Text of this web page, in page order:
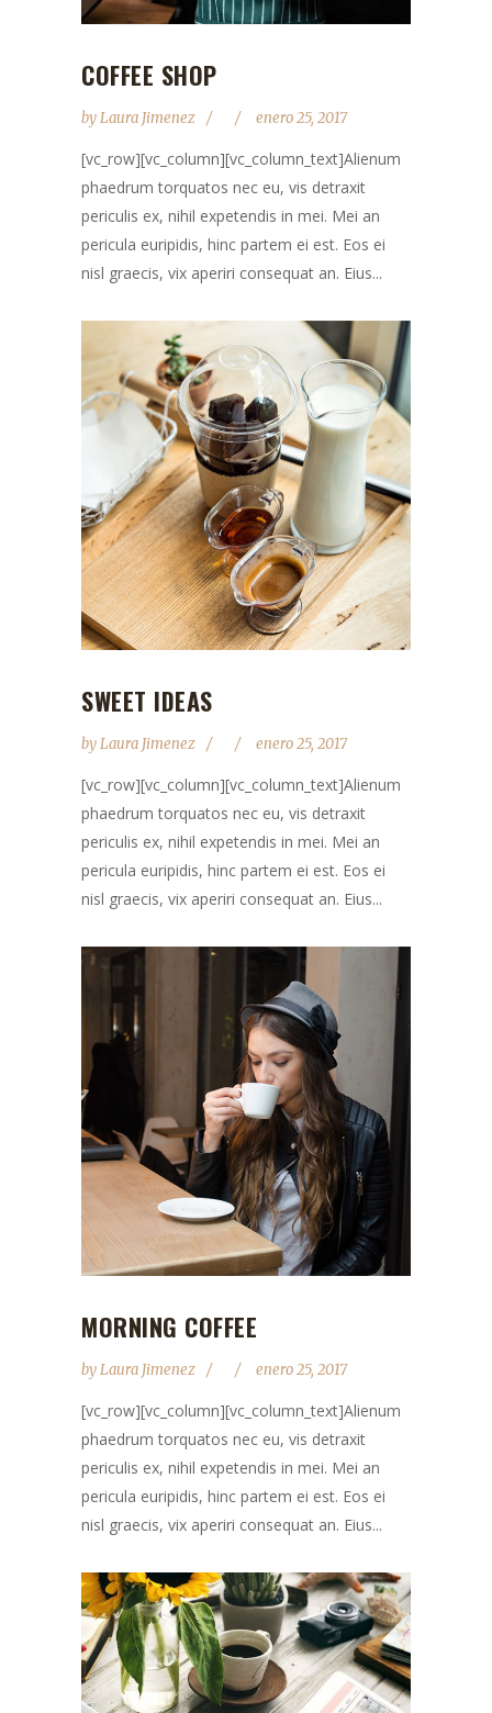
COFFEE SHOP
byLaura Jimenez enero 25, 2017
[vc_row][vc_column][vc_column_text]Alienum
phaedrum torquatos nec eu, vis detraxit
periculis ex, nihil expetendis in mei. Mei an
pericula euripidis, hinc partem ei est. Eos ei
nisl graecis, vix aperiri consequat an. Eius...
SWEET IDEAS
byLaura Jimenez enero 25, 2017
[vc_row][vc_column][vc_column_text]Alienum
phaedrum torquatos nec eu, vis detraxit
periculis ex, nihil expetendis in mei. Mei an
pericula euripidis, hinc partem ei est. Eos ei
nisl graecis, vix aperiri consequat an. Eius...
MORNING COFFEE
byLaura Jimenez enero 25, 2017
[vc_row][vc_column][vc_column_text]Alienum
phaedrum torquatos nec eu, vis detraxit
periculis ex, nihil expetendis in mei. Mei an
pericula euripidis, hinc partem ei est. Eos ei
nisl graecis, vix aperiri consequat an. Eius...